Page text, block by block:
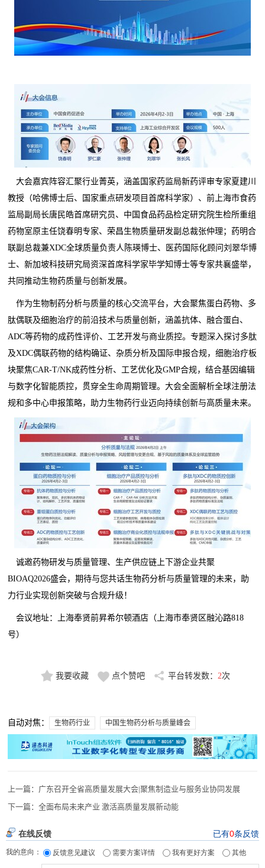
大会嘉宾阵容汇聚行业菁英，涵盖国家药监局新药评审专家夏建川
教授（哈佛博士后、国家重点研发项目首席科学家）、前上海市食药
监局副局长唐民皓首席研究员、中国食品药品检定研究院生检所重组
药物室原主任饶春明专家、荣昌生物质量研发副总裁张仲理；药明合
联副总裁兼XDC全球质量负责人陈瑛博士、医药国际化顾问刘翠华博
士、新加坡科技研究局资深首席科学家毕学知博士等专家共襄盛举，
共同推动生物药质量与创新发展。
作为生物制药分析与质量的核心交流平台，大会聚焦蛋白药物、多
肽偶联及细胞治疗的前沿技术与质量创新，涵盖抗体、融合蛋白、
ADC等药物的成药性评价、工艺开发与商业质控。专题深入探讨多肽
及XDC偶联药物的结构确证、杂质分析及国际申报合规，细胞治疗板
块聚焦CAR-T/NK成药性分析、工艺优化及GMP合规，结合基因编辑
与数字化智能质控，贯穿全生命周期管理。大会全面解析全球注册法
规和多中心申报策略，助力生物药行业迈向持续创新与高质量未来。
诚邀药物研发与质量管理、生产供应链上下游企业共聚
BIOAQ2026盛会，期待与您共话生物药分析与质量管理的未来，助
力行业实现创新突破与合规升级！
会议地址：上海奉贤前昇希尔顿酒店（上海市奉贤区融沁路818
号）
我要收藏 点个赞吧 平台转发数： 2次
自动对焦： 生物药行业 中国生物药分析与质量峰会
上一篇： 广东召开全省高质量发展大会|聚焦制造业与服务业协同发展
下一篇：全面布局未来产业 激活高质量发展新动能